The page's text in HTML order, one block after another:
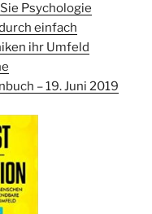
Psychologie
einfach
ihr Umfeld
– 19. Juni 2019